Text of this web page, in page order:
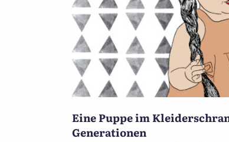
Eine Puppe im
Generationen